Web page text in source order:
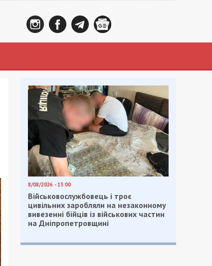
8/08/2026 - 13:00
Військовослужбовець і троє
цивільних заробляли на незаконному
вивезенні бійців із військових частин
на Дніпропетровщині